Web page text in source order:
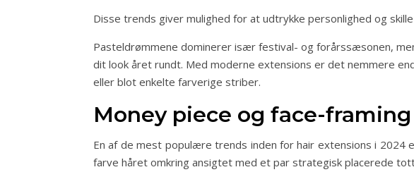
Disse trends giver mulighed for at udtrykke personlighed og
Pasteldrømmene dominerer især festival- og forårssæsonen,
dit look året rundt. Med moderne extensions er det nemmere
eller blot enkelte farverige striber.
Money piece og face-
En af de mest populære trends inden for hair extensions i 2024
farve håret omkring ansigtet med et par strategisk placerede